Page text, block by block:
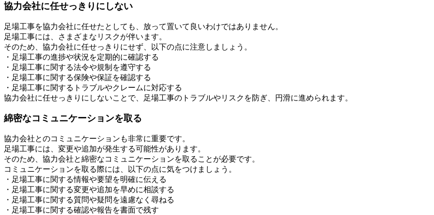
協力会社に任せっきりにしない
足場工事を協力会社に任せたとしても、放って置いて良いわけではありません。
足場工事には、さまざまなリスクが伴います。
そのため、協力会社に任せっきりにせず、以下の点に注意しましょう。
・足場工事の進捗や状況を定期的に確認する
・足場工事に関する法令や規制を遵守する
・足場工事に関する保険や保証を確認する
・足場工事に関するトラブルやクレームに対応する
協力会社に任せっきりにしないことで、足場工事のトラブルやリスクを防ぎ、円滑に進められます。
綿密なコミュニケーションを取る
協力会社とのコミュニケーションも非常に重要です。
足場工事には、変更や追加が発生する可能性があります。
そのため、協力会社と綿密なコミュニケーションを取ることが必要です。
コミュニケーションを取る際には、以下の点に気をつけましょう。
・足場工事に関する情報や要望を明確に伝える
・足場工事に関する変更や追加を早めに相談する
・足場工事に関する質問や疑問を遠慮なく尋ねる
・足場工事に関する確認や報告を書面で残す